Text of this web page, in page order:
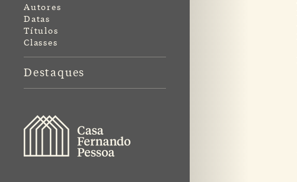
Autores
Datas
Títulos
Classes
Destaques